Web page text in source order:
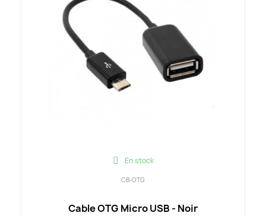
En stock
CB-OTG
Cable OTG Micro USB - Noir